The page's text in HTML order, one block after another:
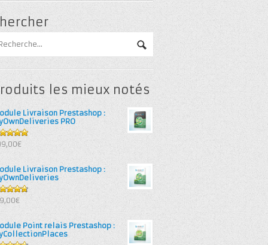
les mieux notés
Livraison Prestashop :
PRO
of 5
Livraison Prestashop :
out
5
Point relais Prestashop :